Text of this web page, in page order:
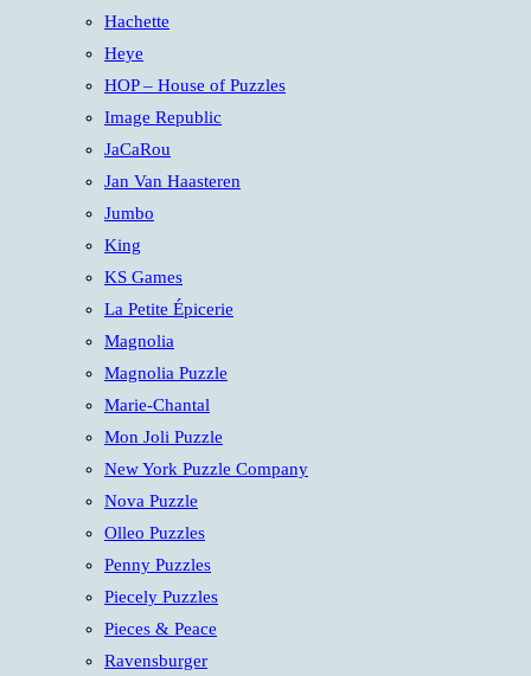
Hachette
Heye
HOP – House of Puzzles
Image Republic
JaCaRou
Jan Van Haasteren
Jumbo
King
KS Games
La Petite Épicerie
Magnolia
Magnolia Puzzle
Marie-Chantal
Mon Joli Puzzle
New York Puzzle Company
Nova Puzzle
Olleo Puzzles
Penny Puzzles
Piecely Puzzles
Pieces & Peace
Ravensburger